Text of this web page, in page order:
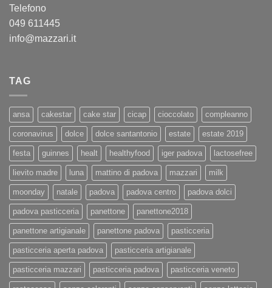
Telefono
049 611445
info@mazzari.it
TAG
ansa cakestar cake star cicap cioccolato compleanno
coronavirus dolce dolce santantonio estate estate 2019
festa guinnes healt healthyfood iger padova lactosefree
lievito madre luna mattino di padova mazzari milk
moonday natale padova padova centro padova dolci
padova pasticceria panettone panettone2018
panettone artigianale panettone padova pasticceria
pasticceria aperta padova pasticceria artigianale
pasticceria mazzari pasticceria padova pasticceria veneto